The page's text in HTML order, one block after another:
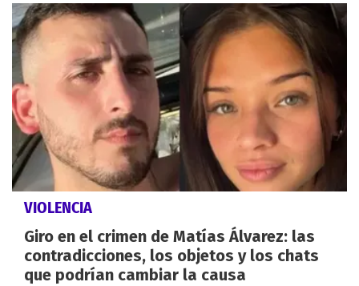
VIOLENCIA
Giro en el crimen de Matías Álvarez: las
contradicciones, los objetos y los chats
que podrían cambiar la causa